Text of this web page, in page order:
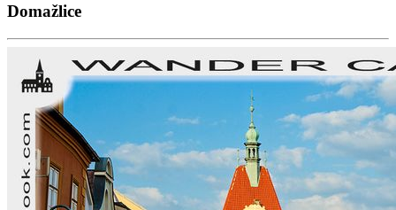
Domažlice